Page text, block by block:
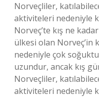
Norveçliler,
aktiviteleri nedeniyle
Norveç’te kış ne
ülkesi olan Norveç’in
nedeniyle çok
uzundur, ancak kış
Norveçliler,
aktiviteleri nedeniyle